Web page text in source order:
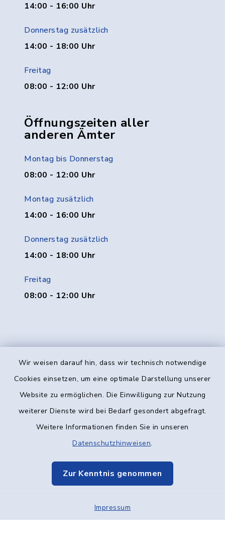
Wir weisen darauf hin, dass wir technisch notwendige
Cookies einsetzen, um eine optimale Darstellung unserer
Website zu ermöglichen. Die Einwilligung zur Nutzung
weiterer Dienste wird bei Bedarf gesondert abgefragt.
Weitere Informationen finden Sie in unseren
Datenschutzhinweisen.
Zur Kenntnis genommen
Impressum
14:00 - 16:00 Uhr
Donnerstag zusätzlich
14:00 - 18:00 Uhr
Freitag
08:00 - 12:00 Uhr
Öffnungszeiten aller
anderen Ämter
Montag bis Donnerstag
08:00 - 12:00 Uhr
Montag zusätzlich
14:00 - 16:00 Uhr
Donnerstag zusätzlich
14:00 - 18:00 Uhr
Freitag
08:00 - 12:00 Uhr
Kontakt
Datenschutz
Elektronische Kommunikation
Sitemap